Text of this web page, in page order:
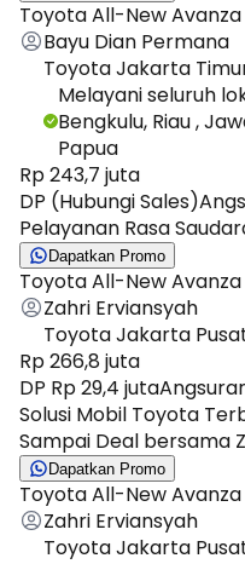
Toyota All-New Avanza
Bayu Dian Permana
Toyota Jakarta
Melayani seluruh
Bengkulu, Riau ,
Papua
Rp 243,7 juta
DP (Hubungi Sales)
Pelayanan Rasa
Dapatkan Promo
Toyota All-New Avanza
Zahri Erviansyah
Toyota Jakarta
Rp 266,8 juta
DP Rp 29,4 juta
Solusi Mobil Toyota
Sampai Deal bersama
Dapatkan Promo
Toyota All-New Avanza
Zahri Erviansyah
Toyota Jakarta